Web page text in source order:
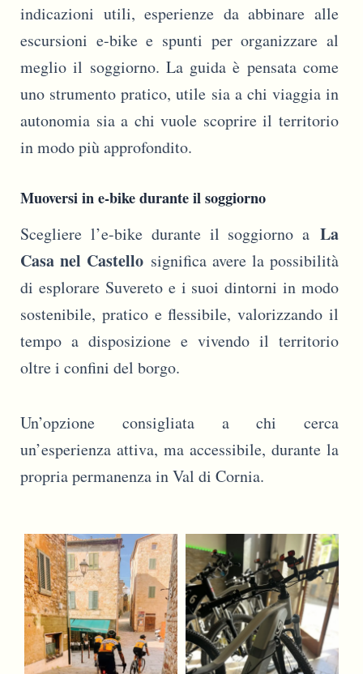
indicazioni utili, esperienze da abbinare alle
escursioni e-bike e spunti per organizzare al
meglio il soggiorno. La guida è pensata come
uno strumento pratico, utile sia a chi viaggia in
autonomia sia a chi vuole scoprire il territorio
in modo più approfondito.
Muoversi in e-bike durante il soggiorno
Scegliere l’e-bike durante il soggiorno a La
Casa nel Castello significa avere la possibilità
di esplorare Suvereto e i suoi dintorni in modo
sostenibile, pratico e flessibile, valorizzando il
tempo a disposizione e vivendo il territorio
oltre i confini del borgo.
Un’opzione consigliata a chi cerca
un’esperienza attiva, ma accessibile, durante la
propria permanenza in Val di Cornia.